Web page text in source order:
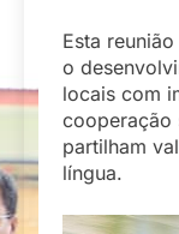
Esta
o
locais com
cooperação
partilham
língua.